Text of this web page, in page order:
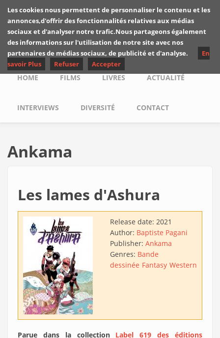
Skip to main content
Les critiques de
Yuyine
Main menu
HOME FILMS LIVRES ACTUALITÉ
INTERVIEWS DIVERSITÉ CONTACT
Ankama
Les lames d'Ashura
Release date: 2021
Author: Baptiste Pagani
Publisher: Ankama
Genres: Bande
dessinée Fantasy Western
Parue dans la collection Label 619 des éditions
Les cookies nous permettent de personnaliser le contenu et les
annonces,d'offrir des fonctionnalités relatives aux médias
sociaux et d'analyser notre trafic.Nous partageons également
des informations sur l'utilisation de notre site avec nos
partenaires de médias sociaux, de publicité et d'analyse.
En
savoir Plus
Refuser Accepter